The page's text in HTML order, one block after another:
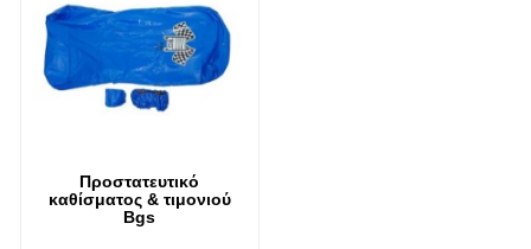
Προστατευτικό
καθίσματος & τιμονιού
Bgs